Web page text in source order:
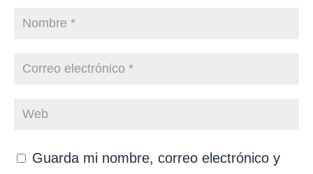
Guarda mi nombre, correo electrónico y